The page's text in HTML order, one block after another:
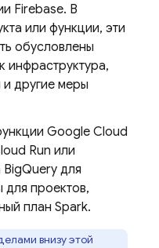
Firebase. В
или функции, эти
обусловлены
инфраструктура,
другие меры
Google Cloud
Run или
BigQuery для
для проектов,
план Spark.
внизу этой